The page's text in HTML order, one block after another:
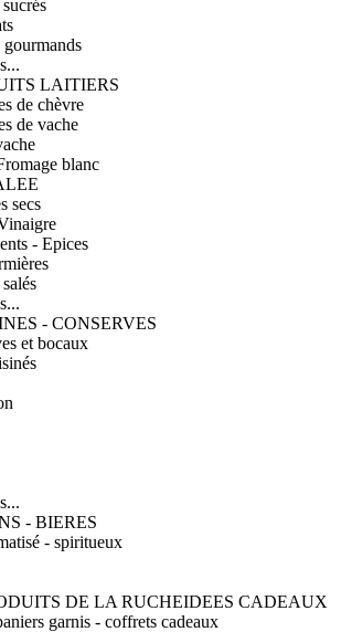
LAITIERS
de chèvre
de vache
blanc
secs
- Epices
- CONSERVES
et bocaux
- BIERES
- spiritueux
DE LA RUCHEIDEES CADEAUX
garnis - coffrets cadeaux